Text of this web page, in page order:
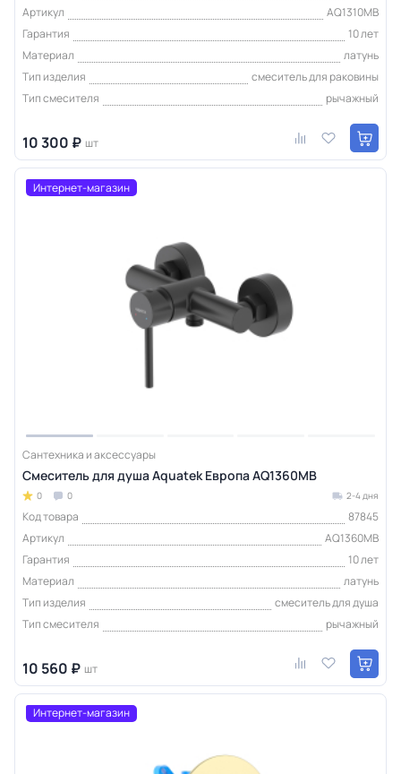
Артикул
AQ1310MB
Гарантия
10 лет
Материал
латунь
Тип изделия
смеситель для раковины
Тип смесителя
рычажный
10 300 ₽ шт
Интернет-магазин
Сантехника и аксессуары
Смеситель для душа Aquatek Европа AQ1360MB
0 0 2-4 дня
Код товара
87845
Артикул
AQ1360MB
Гарантия
10 лет
Материал
латунь
Тип изделия
смеситель для душа
Тип смесителя
рычажный
10 560 ₽ шт
Интернет-магазин